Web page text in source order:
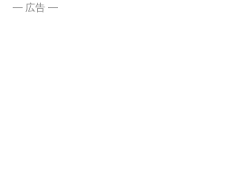
― 広告 ―